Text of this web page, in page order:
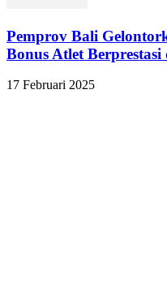
Pemprov Bali
Bonus Atlet Berprestasi
17 Februari 2025